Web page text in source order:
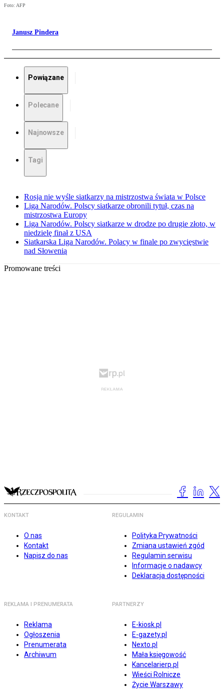
Foto: AFP
Janusz Pindera
Powiązane
Polecane
Najnowsze
Tagi
Rosja nie wyśle siatkarzy na mistrzostwa świata w Polsce
Liga Narodów. Polscy siatkarze obronili tytuł, czas na
mistrzostwa Europy
Liga Narodów. Polscy siatkarze w drodze po drugie złoto, w
niedzielę finał z USA
Siatkarska Liga Narodów. Polacy w finale po zwycięstwie
nad Słowenią
Promowane treści
KONTAKT
O nas
Kontakt
Napisz do nas
REGULAMIN
Polityka Prywatności
Zmiana ustawień zgód
Regulamin serwisu
Informacje o nadawcy
Deklaracja dostępności
REKLAMA I PRENUMERATA
Reklama
Ogłoszenia
Prenumerata
Archiwum
PARTNERZY
E-kiosk.pl
E-gazety.pl
Nexto.pl
Mała księgowość
Kancelarierp.pl
Wieści Rolnicze
Życie Warszawy